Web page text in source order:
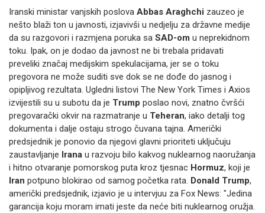
Iranski ministar vanjskih poslova Abbas Araghchi zauzeo je
nešto blaži ton u javnosti, izjavivši u nedjelju za državne medije
da su razgovori i razmjena poruka sa SAD-om u neprekidnom
toku. Ipak, on je dodao da javnost ne bi trebala pridavati
preveliki značaj medijskim spekulacijama, jer se o toku
pregovora ne može suditi sve dok se ne dođe do jasnog i
opipljivog rezultata. Ugledni listovi The New York Times i Axios
izvijestili su u subotu da je Trump poslao novi, znatno čvršći
pregovarački okvir na razmatranje u Teheran, iako detalji tog
dokumenta i dalje ostaju strogo čuvana tajna. Američki
predsjednik je ponovio da njegovi glavni prioriteti uključuju
zaustavljanje Irana u razvoju bilo kakvog nuklearnog naoružanja
i hitno otvaranje pomorskog puta kroz tjesnac Hormuz, koji je
Iran potpuno blokirao od samog početka rata. Donald Trump,
američki predsjednik, izjavio je u intervjuu za Fox News: "Jedina
garancija koju moram imati jeste da neće biti nuklearnog oružja.